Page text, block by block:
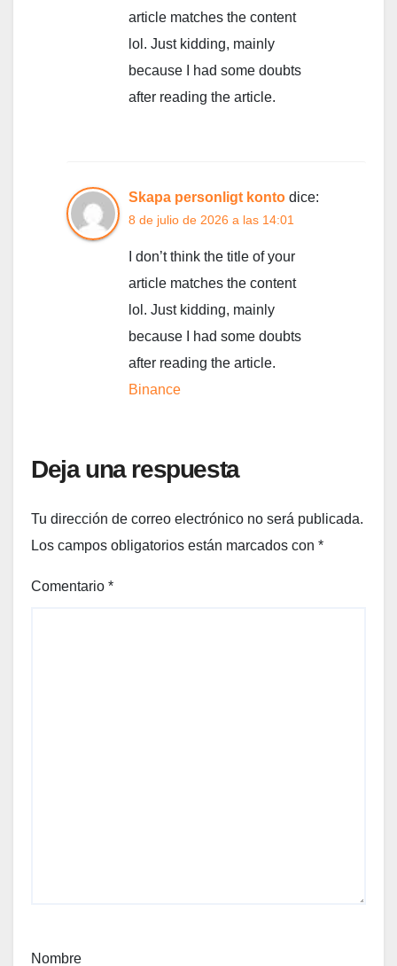
article matches the content
lol. Just kidding, mainly
because I had some doubts
after reading the article.
Skapa personligt konto dice:
8 de julio de 2026 a las 14:01
I don’t think the title of your
article matches the content
lol. Just kidding, mainly
because I had some doubts
after reading the article.
Binance
Deja una respuesta
Tu dirección de correo electrónico no será publicada.
Los campos obligatorios están marcados con *
Comentario *
Nombre